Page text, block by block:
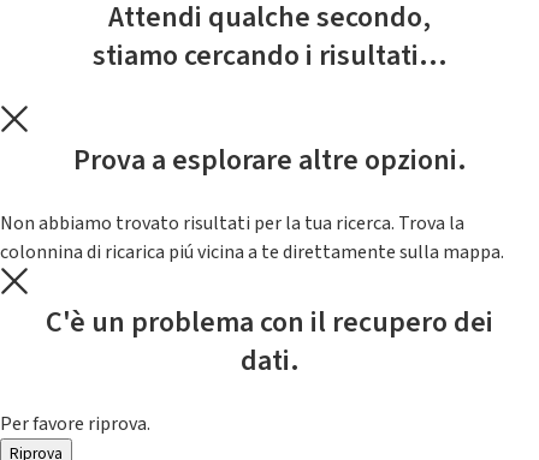
Attendi qualche secondo,
stiamo cercando i risultati...
Prova a esplorare altre opzioni.
Non abbiamo trovato risultati per la tua ricerca. Trova la
colonnina di ricarica piú vicina a te direttamente sulla mappa.
C'è un problema con il recupero dei
dati.
Per favore riprova.
Riprova